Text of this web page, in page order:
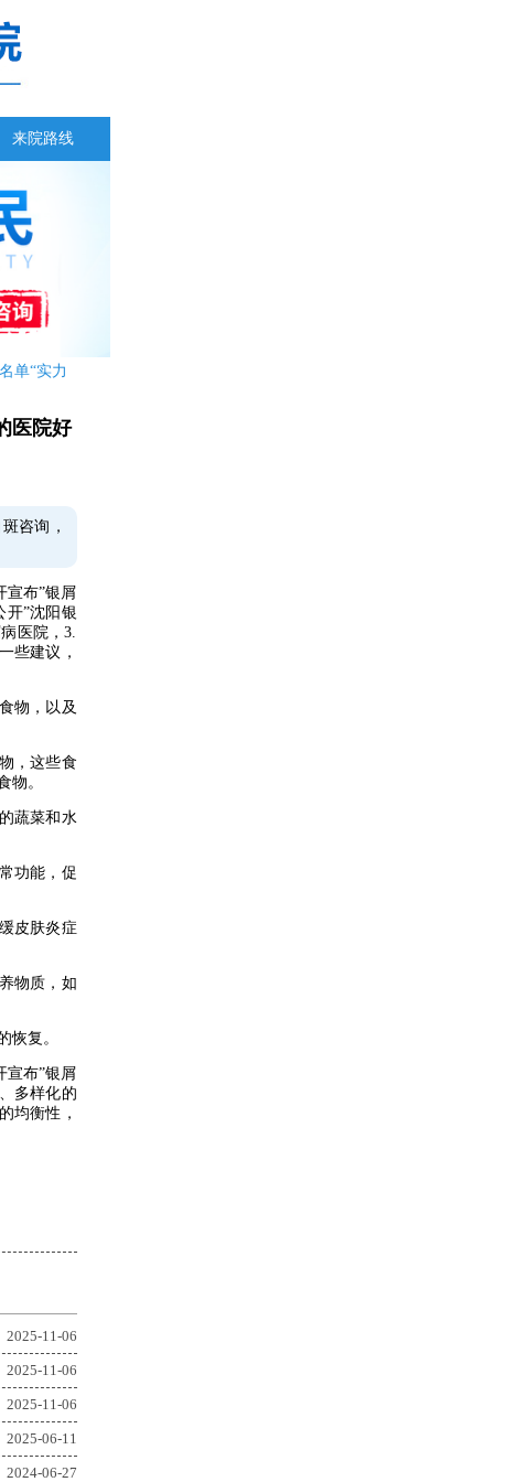
来院路线
单“实力
医院好
咨询，
布”银屑
开”沈阳银
医院，3.
些建议，
物，以及
，这些食
物。
蔬菜和水
功能，促
皮肤炎症
物质，如
复。
布”银屑
多样化的
均衡性，
2025-11-06
2025-11-06
2025-11-06
2025-06-11
2024-06-27